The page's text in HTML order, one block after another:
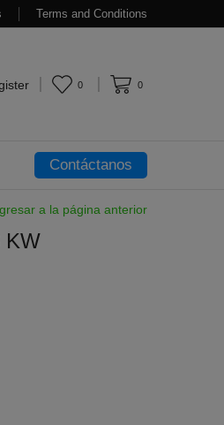
Terms and Conditions
0 0
Contáctanos
a la página anterior
KW